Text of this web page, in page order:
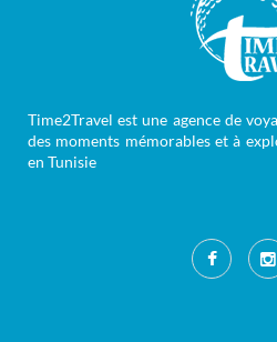
Time2Travel est une agence de
des moments mémorables et à
en Tunisie